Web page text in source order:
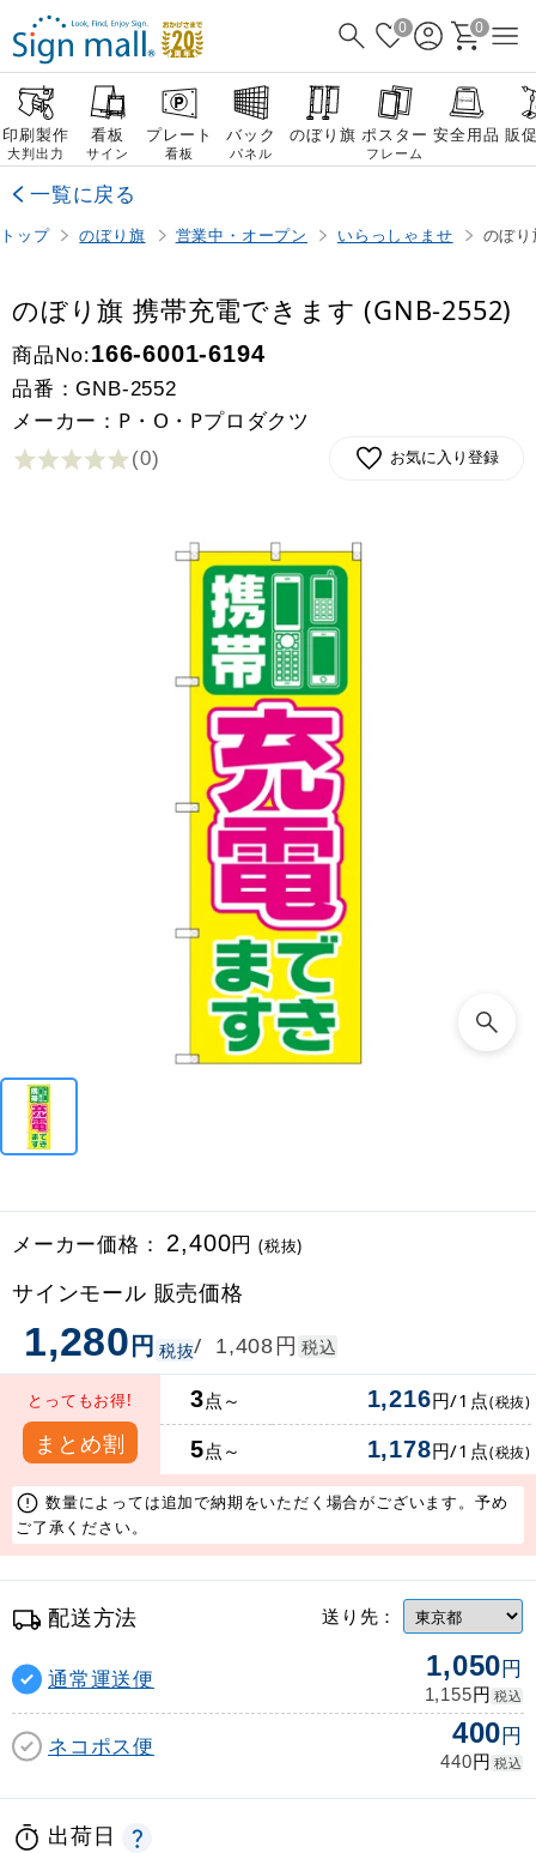
0 0
印刷製作
大判出力
看板
サイン
プレート
看板
バック
パネル
のぼり旗 ポスター
フレーム
安全用品 販
一覧に戻る
トップ のぼり旗 営業中・オープン いらっしゃませ のぼ
のぼり旗 携帯充電できます (GNB-2552)
商品No:166-6001-6194
品番：GNB-2552
メーカー：P・O・Pプロダクツ
(0) お気に入り登録
メーカー価格： 2,400円(税抜)
サインモール 販売価格
1,280円 税抜/ 1,408円 税込
とってもお得!
まとめ割
3点～ 1,216円/1点(税抜)
5点～ 1,178円/1点(税抜)
数量によっては追加で納期をいただく場合がございます。予め
ご了承ください。
配送方法 送り先：
通常運送便 1,050円
1,155円 税込
ネコポス便 400円
440円 税込
出荷日